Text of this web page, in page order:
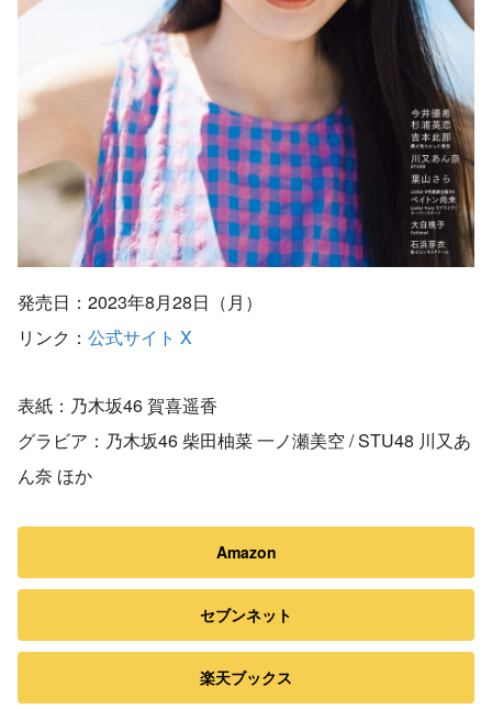
発売日：2023年8月28日（月）
リンク： 公式サイト X
表紙：乃木坂46 賀喜遥香
グラビア：乃木坂46 柴田柚菜 一ノ瀬美空 / STU48 川又あ
ん奈 ほか
Amazon
セブンネット
楽天ブックス